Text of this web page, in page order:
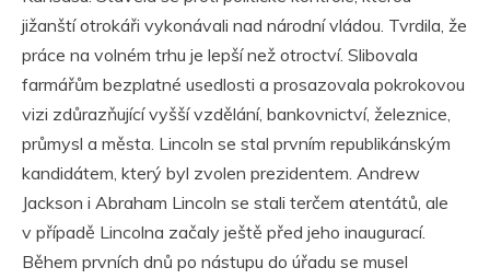
jižanští otrokáři vykonávali nad národní vládou. Tvrdila, že
práce na volném trhu je lepší než otroctví. Slibovala
farmářům bezplatné usedlosti a prosazovala pokrokovou
vizi zdůrazňující vyšší vzdělání, bankovnictví, železnice,
průmysl a města. Lincoln se stal prvním republikánským
kandidátem, který byl zvolen prezidentem. Andrew
Jackson i Abraham Lincoln se stali terčem atentátů, ale
v případě Lincolna začaly ještě před jeho inaugurací.
Během prvních dnů po nástupu do úřadu se musel